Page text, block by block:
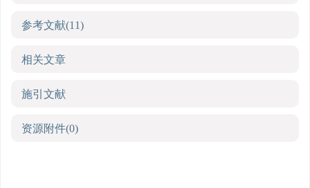
参考文献(11)
相关文章
施引文献
资源附件(0)